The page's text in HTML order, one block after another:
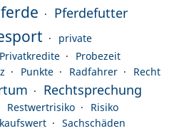
Pferdefutter
private
Privatkredite
Probezeit
Punkte Radfahrer
Recht
Rechtsprechung
Restwertrisiko
Risiko
Sachschäden